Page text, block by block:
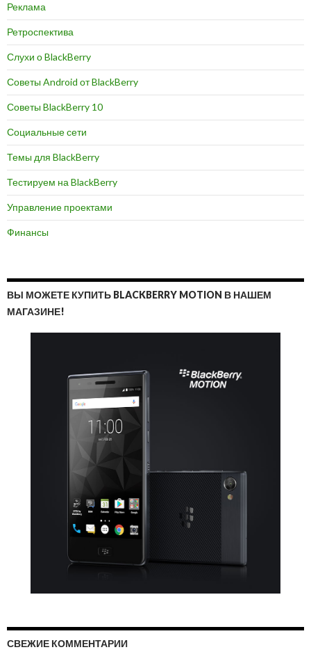
Реклама
Ретроспектива
Слухи о BlackBerry
Советы Android от BlackBerry
Советы BlackBerry 10
Социальные сети
Темы для BlackBerry
Тестируем на BlackBerry
Управление проектами
Финансы
ВЫ МОЖЕТЕ КУПИТЬ BLACKBERRY MOTION В НАШЕМ
МАГАЗИНЕ!
СВЕЖИЕ КОММЕНТАРИИ